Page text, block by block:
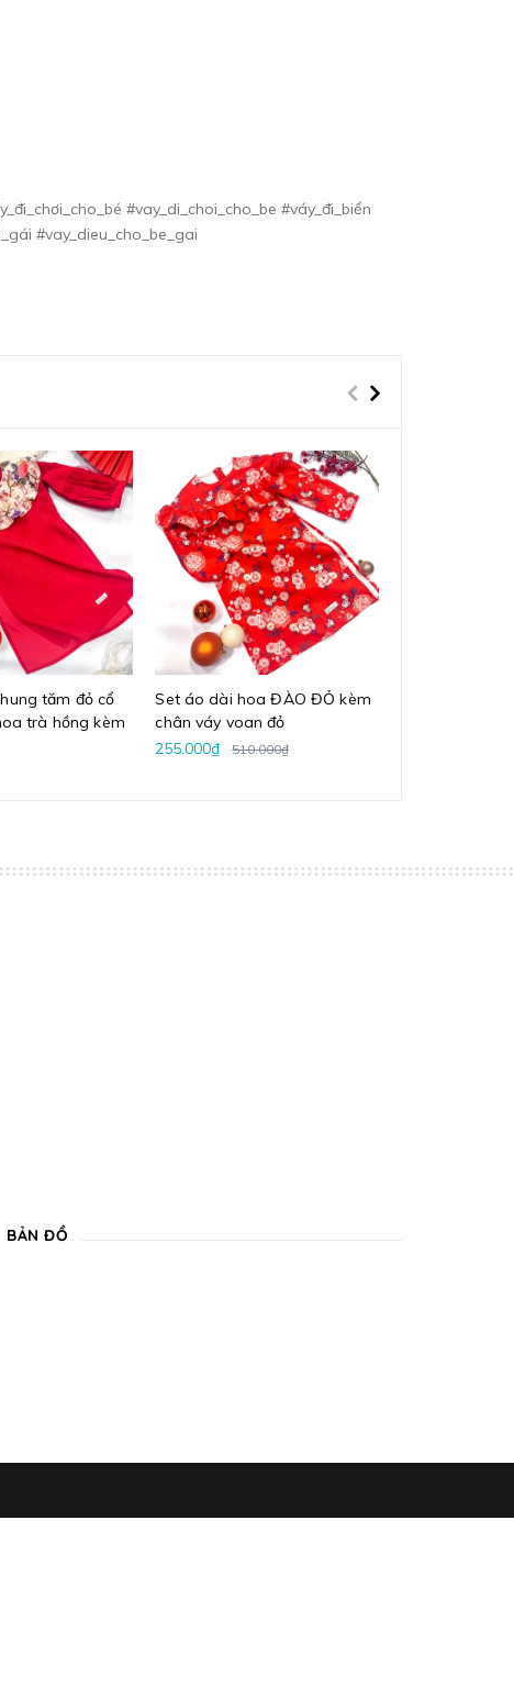
#vay_di_choi_cho_be #váy_đi_biển
#vay_dieu_cho_be_gai
tăm đỏ cổ
trà hồng kèm
Set áo dài hoa ĐÀO ĐỎ kèm
chân váy voan đỏ
255.000₫
510.000₫
BẢN ĐỒ